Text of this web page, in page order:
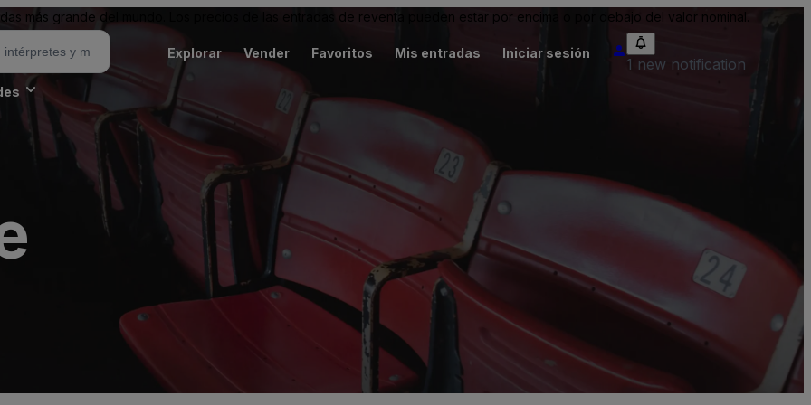
más grande del mundo. Los precios de las entradas de reventa pueden estar por encima o por debajo del valor nominal.
Explorar Vender Favoritos Mis entradas Iniciar sesión
1 new notification